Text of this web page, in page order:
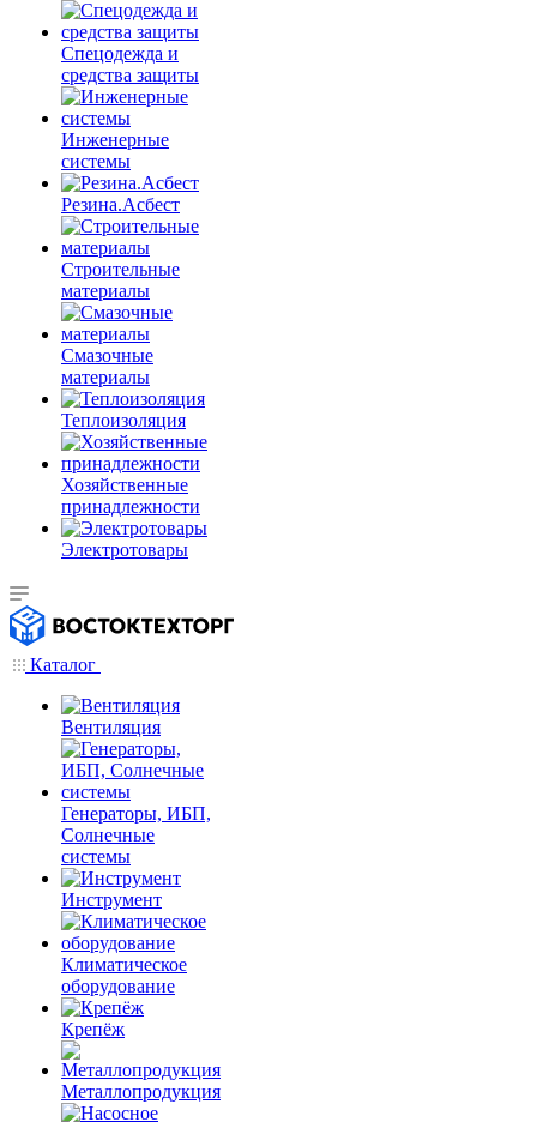
Спецодежда и
средства защиты
Инженерные
системы
Резина.Асбест
Строительные
материалы
Смазочные
материалы
Теплоизоляция
Хозяйственные
принадлежности
Электротовары
Каталог
Вентиляция
Генераторы, ИБП,
Солнечные
системы
Инструмент
Климатическое
оборудование
Крепёж
Металлопродукция